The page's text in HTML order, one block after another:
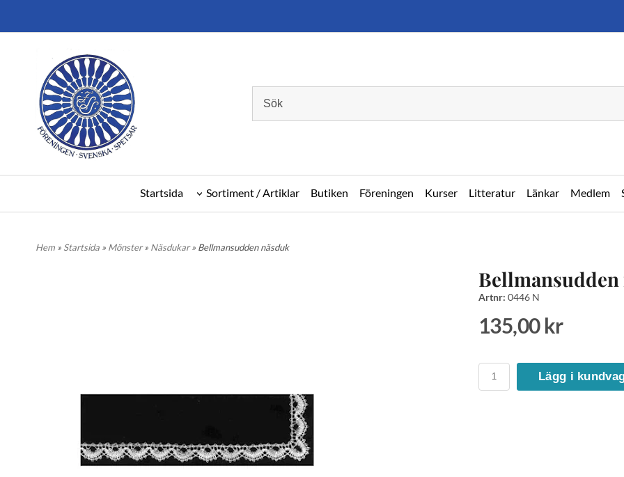
Startsida Sortiment / Artiklar Butiken Föreningen Kurser Litteratur Länkar Medlem
Hem » Startsida » Mönster» Näsdukar» Bellmansudden näsduk
Artnr: 0446 N
135,00 kr
Lägg i